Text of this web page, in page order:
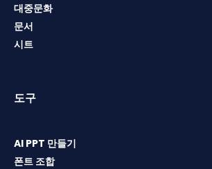
대중문화
문서
시트
도구
AI PPT 만들기
폰트 조합